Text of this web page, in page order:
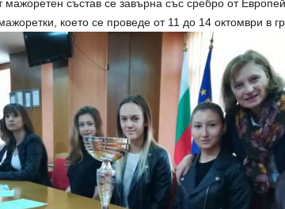
мажоретен състав се завърна със сребро от
което се проведе от 11 до 14 октомври в